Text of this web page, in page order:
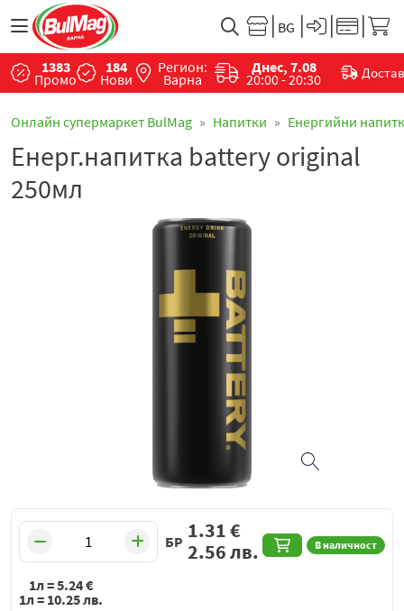
1383
Промо
184
Нови
Регион:
Варна
Днес, 7.08
20:00 - 20:30
Онлайн супермаркет BulMag Напитки Енергийни
Енерг.напитка battery original
250мл
БР В наличност
1.31€
2.56лв.
1л =5.24€
1л = 10.25лв.